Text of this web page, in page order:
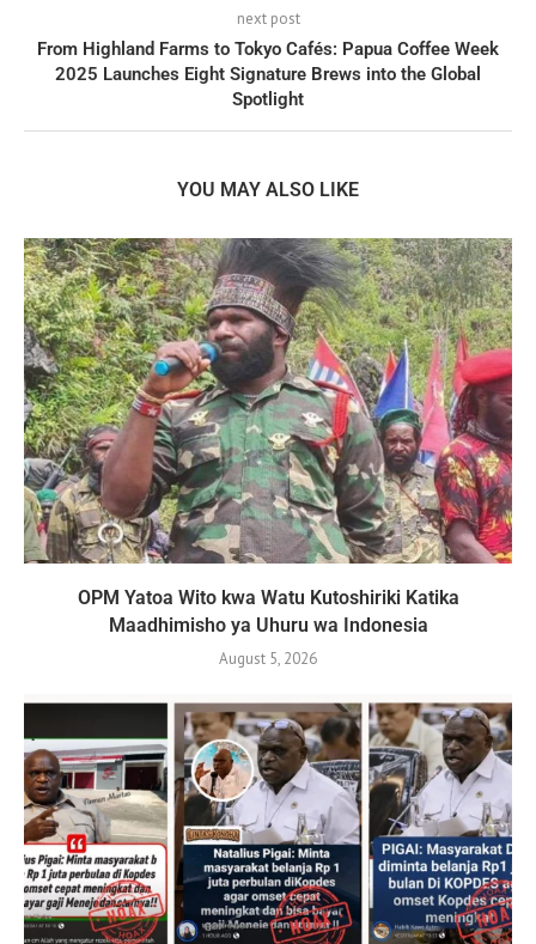
next post
From Highland Farms to Tokyo Cafés: Papua Coffee Week
2025 Launches Eight Signature Brews into the Global
Spotlight
YOU MAY ALSO LIKE
OPM Yatoa Wito kwa Watu Kutoshiriki Katika
Maadhimisho ya Uhuru wa Indonesia
August 5, 2026